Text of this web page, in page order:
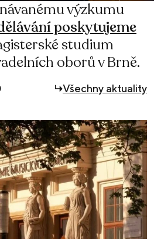
výzkumu
poskytujeme
studium
oborů v Brně.
Všechny aktuality